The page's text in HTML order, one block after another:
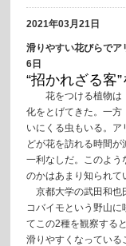
2021年03月21日
滑りやすい花びらで
6日
“招かれざる客
花をつける植物は，
化をとげてきた。一方
いにくる虫もいる。ア
どが花を訪れる時間
一利なしだ。このよう
のかはあまり知られて
京都大学の武田和也
コバイモという野山
てこの2種を観察する
滑りやすくなっている